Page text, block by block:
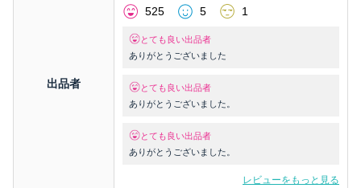
出品者
525
5 1
とても良い出品者
ありがとうございました
とても良い出品者
ありがとうございました。
とても良い出品者
ありがとうございました。
レビューをもっと見る